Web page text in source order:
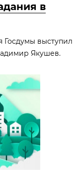
в
Госдумы выступил
Якушев.